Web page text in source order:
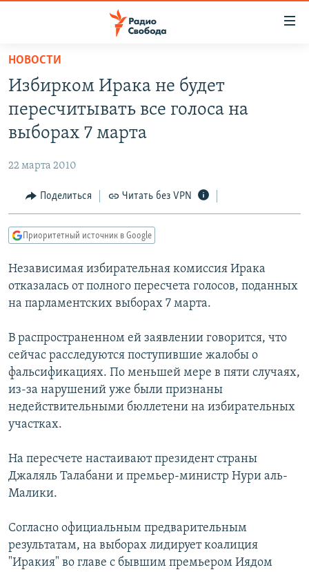
упрощенного
доступа
основному
Вернутся
Вернутся
поиску
ПРОГРАММЫ
ПОДКАСТЫ
АВТОРСКИЕ ПРОЕКТЫ
МНЕНИЯ
КУЛЬТУРА
КАВКАЗ.РЕАЛИИ
СЕВЕР.РЕАЛИИ
СИБИРЬ.РЕАЛИИ
ПОДПИШИТЕСЬ НА РАССЫЛКУ
Все сайты РСЕ/РС
НОВОСТИ
Избирком Ирака не будет
пересчитывать все голоса на
выборах 7 марта
22 марта 2010
Поделиться Читать без VPN
Приоритетный источник в Google
Независимая избирательная комиссия Ирака
отказалась от полного пересчета голосов, поданных
на парламентских выборах 7 марта.
В распространенном ей заявлении говорится, что
сейчас расследуются поступившие жалобы о
фальсификациях. По меньшей мере в пяти случаях,
из-за нарушений уже были признаны
недействительными бюллетени на избирательных
участках.
На пересчете настаивают президент страны
Джаляль Талабани и премьер-министр Нури аль-
Малики.
Согласно официальным предварительным
результатам, на выборах лидирует коалиция
"Иракия" во главе с бывшим премьером Иядом